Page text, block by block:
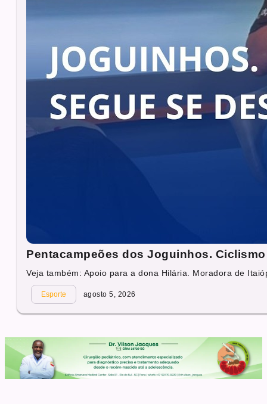
Pentacampeões dos Joguinhos.
Veja também: Apoio para a dona Hilária. Moradora de
Esporte agosto 5, 2026